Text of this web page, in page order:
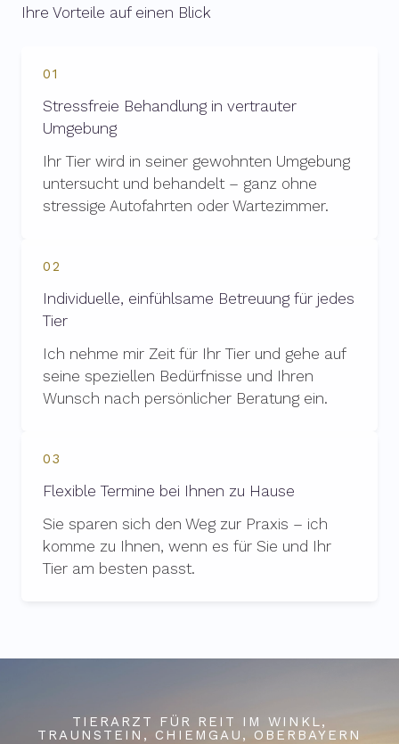
Ihre Vorteile auf einen Blick
01
Stressfreie Behandlung in vertrauter
Umgebung
Ihr Tier wird in seiner gewohnten Umgebung
untersucht und behandelt – ganz ohne
stressige Autofahrten oder Wartezimmer.
02
Individuelle, einfühlsame Betreuung für jedes
Tier
Ich nehme mir Zeit für Ihr Tier und gehe auf
seine speziellen Bedürfnisse und Ihren
Wunsch nach persönlicher Beratung ein.
03
Flexible Termine bei Ihnen zu Hause
Sie sparen sich den Weg zur Praxis – ich
komme zu Ihnen, wenn es für Sie und Ihr
Tier am besten passt.
TIERARZT FÜR REIT IM WINKL,
TRAUNSTEIN, CHIEMGAU, OBERBAYERN